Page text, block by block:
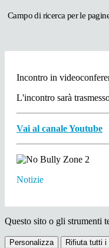
Campo di ricerca per le
Incontro in
L'incontro sarà
Vai al canale Youtube
Notizie
Questo sito o gli strumenti
Personalizza Rifiuta tutti i